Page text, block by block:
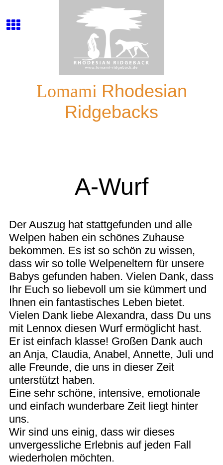
Lomami Rhodesian
Ridgebacks
A-Wurf
Der Auszug hat stattgefunden und alle
Welpen haben ein schönes Zuhause
bekommen. Es ist so schön zu wissen,
dass wir so tolle Welpeneltern für unsere
Babys gefunden haben. Vielen Dank, dass
Ihr Euch so liebevoll um sie kümmert und
Ihnen ein fantastisches Leben bietet.
Vielen Dank liebe Alexandra, dass Du uns
mit Lennox diesen Wurf ermöglicht hast.
Er ist einfach klasse! Großen Dank auch
an Anja, Claudia, Anabel, Annette, Juli und
alle Freunde, die uns in dieser Zeit
unterstützt haben.
Eine sehr schöne, intensive, emotionale
und einfach wunderbare Zeit liegt hinter
uns.
Wir sind uns einig, dass wir dieses
unvergessliche Erlebnis auf jeden Fall
wiederholen möchten.